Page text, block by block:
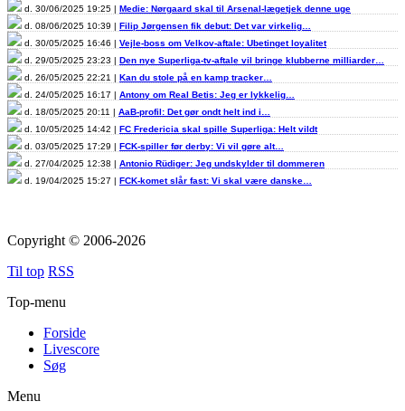
d. 30/06/2025 19:25 | Medie: Nørgaard skal til Arsenal-lægetjek denne uge
d. 08/06/2025 10:39 | Filip Jørgensen fik debut: Det var virkelig…
d. 30/05/2025 16:46 | Vejle-boss om Velkov-aftale: Ubetinget loyalitet
d. 29/05/2025 23:23 | Den nye Superliga-tv-aftale vil bringe klubberne milliarder…
d. 26/05/2025 22:21 | Kan du stole på en kamp tracker…
d. 24/05/2025 16:17 | Antony om Real Betis: Jeg er lykkelig…
d. 18/05/2025 20:11 | AaB-profil: Det gør ondt helt ind i…
d. 10/05/2025 14:42 | FC Fredericia skal spille Superliga: Helt vildt
d. 03/05/2025 17:29 | FCK-spiller før derby: Vi vil gøre alt…
d. 27/04/2025 12:38 | Antonio Rüdiger: Jeg undskylder til dommeren
d. 19/04/2025 15:27 | FCK-komet slår fast: Vi skal være danske…
Copyright © 2006-2026
Til top RSS
Top-menu
Forside
Livescore
Søg
Menu